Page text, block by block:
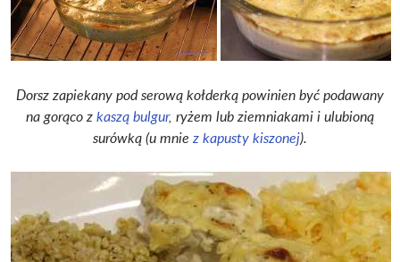
Dorsz zapiekany pod serową kołderką powinien być podawany
na gorąco zkaszą bulgur, ryżem lub ziemniakami i ulubioną
surówką (u mnie z kapusty kiszonej).